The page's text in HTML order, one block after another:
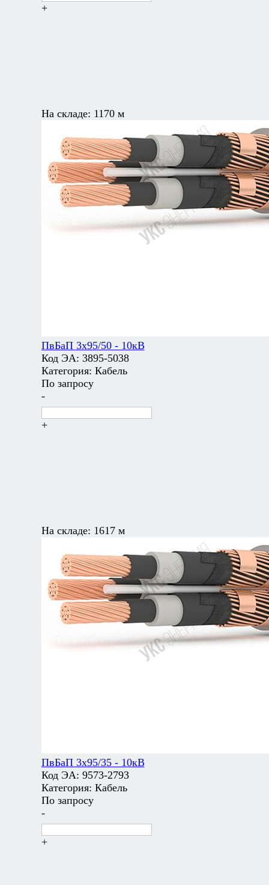
+
На складе: 1170 м
ПвБаП 3х95/50 - 10кВ
Код ЭА: 3895-5038
Категория: Кабель
По запросу
-
+
На складе: 1617 м
ПвБаП 3х95/35 - 10кВ
Код ЭА: 9573-2793
Категория: Кабель
По запросу
-
+